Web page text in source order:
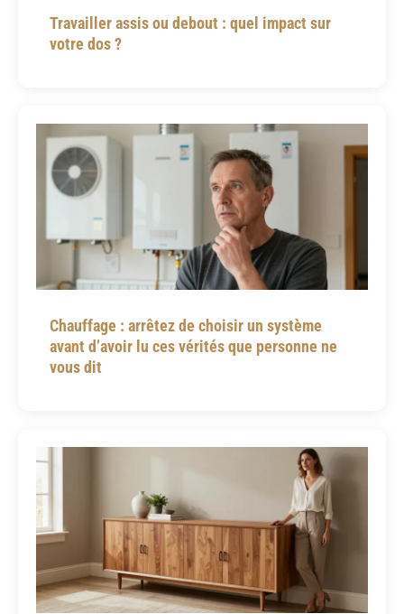
Travailler assis ou debout : quel impact sur
votre dos ?
Chauffage : arrêtez de choisir un système
avant d’avoir lu ces vérités que personne ne
vous dit